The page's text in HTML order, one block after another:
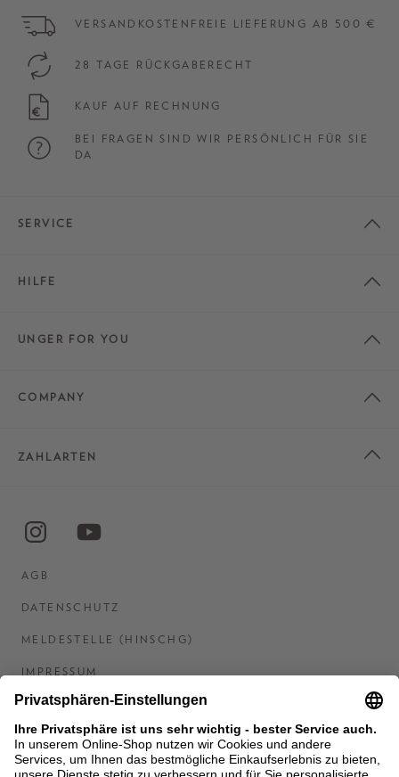
VERSANDKOSTENFREIE LIEFERUNG AB 500 €
28 TAGE RÜCKGABERECHT
KAUF AUF RECHNUNG
BEI FRAGEN SIND WIR PERSÖNLICH FÜR SIE
DA
SERVICE
HILFE
UNGER FOR YOU
COMPANY
ZAHLARTEN
AGB
DATENSCHUTZ
MELDESTELLE (HINSCHG)
IMPRESSUM
BARRIEREFREIHEITSERKLÄRUNG
KONTAKT
COOKIES